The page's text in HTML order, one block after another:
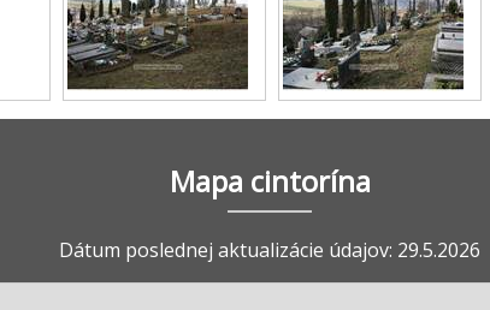
Mapa cintorína
Dátum poslednej aktualizácie údajov: 29.5.2026